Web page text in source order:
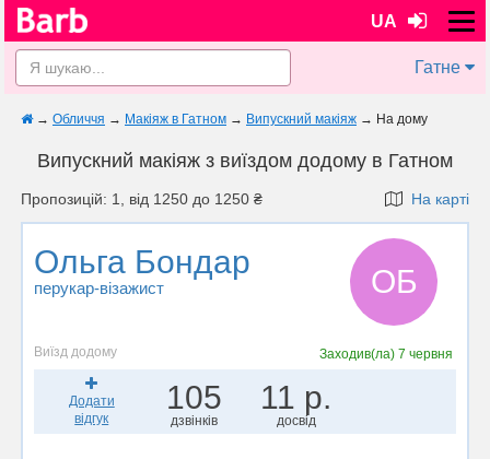
UA
Гатне
→ Обличчя → Макіяж в Гатном → Випускний макіяж → На дому
Випускний макіяж з виїздом додому в Гатном
Пропозицій: 1, від 1250 до 1250 ₴ На карті
Ольга Бондар
перукар-візажист ОБ
Виїзд додому Заходив(ла) 7 червня
Додати
відгук
105
дзвінків
11 р.
досвід